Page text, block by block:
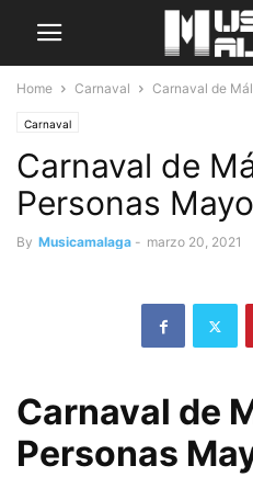
Home Carnaval Carnaval de
Carnaval
Carnaval de
Personas
By Musicamalaga - marzo 20, 2021
Carnaval de
Personas